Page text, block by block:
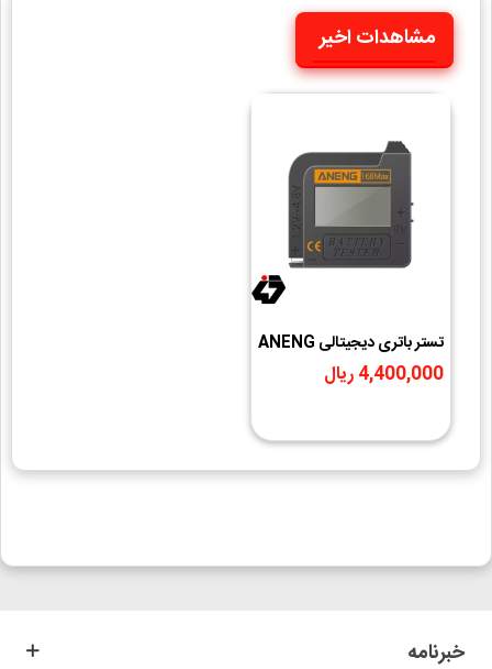
مشاهدات اخیر
تستر باتری دیجیتالی ANENG
مدل 168Max
4,400,000 ریال
خبرنامه